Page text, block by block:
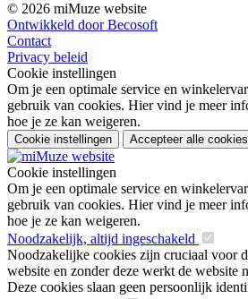
© 2026 miMuze website
Ontwikkeld door Becosoft
Contact
Privacy beleid
Cookie instellingen
Om je een optimale service en
gebruik van cookies. Hier vind je meer
hoe je ze kan weigeren.
Cookie instellingen Accepteer alle cookies
Cookie instellingen
Om je een optimale service en
gebruik van cookies. Hier vind je meer
hoe je ze kan weigeren.
Noodzakelijk, altijd ingeschakeld
Noodzakelijke cookies zijn cruciaal voor
website en zonder deze werkt de website
Deze cookies slaan geen persoonlijk